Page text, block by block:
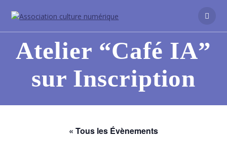
Atelier “Café IA”
sur Inscription
« Tous les Évènements